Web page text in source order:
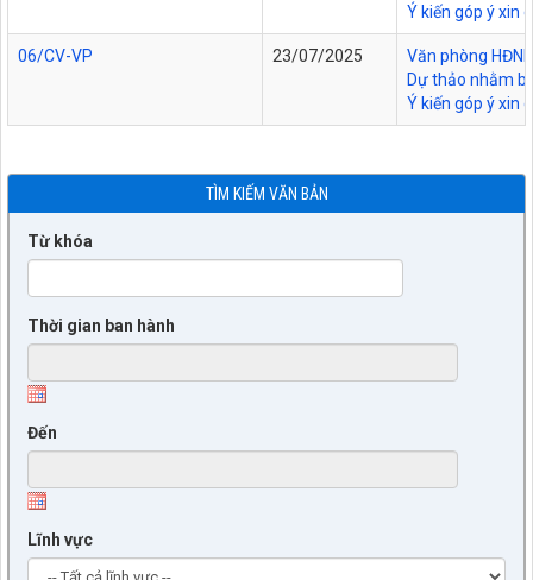
Ý kiến góp ý xin
06/CV-VP 23/07/2025
Văn phòng
Dự thảo nhằm
Ý kiến góp ý xin
TÌM KIẾM VĂN BẢN
Từ khóa
Thời gian ban hành
Đến
Lĩnh vực